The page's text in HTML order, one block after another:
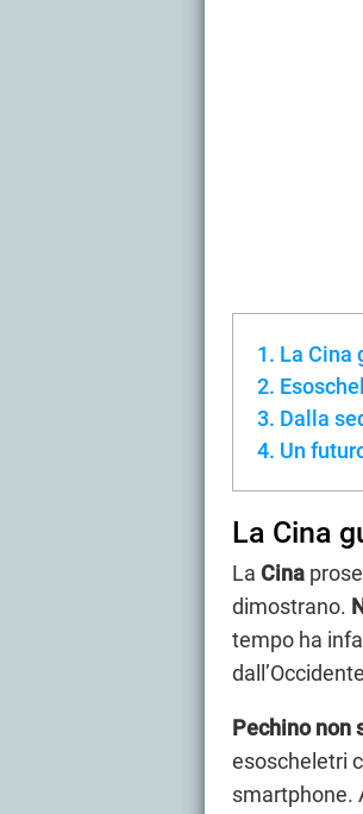
La Cina
Dalla
Un
La Cina
La Cina
dimostrano.
tempo ha
Pechino non
esoscheletri
smartphone.